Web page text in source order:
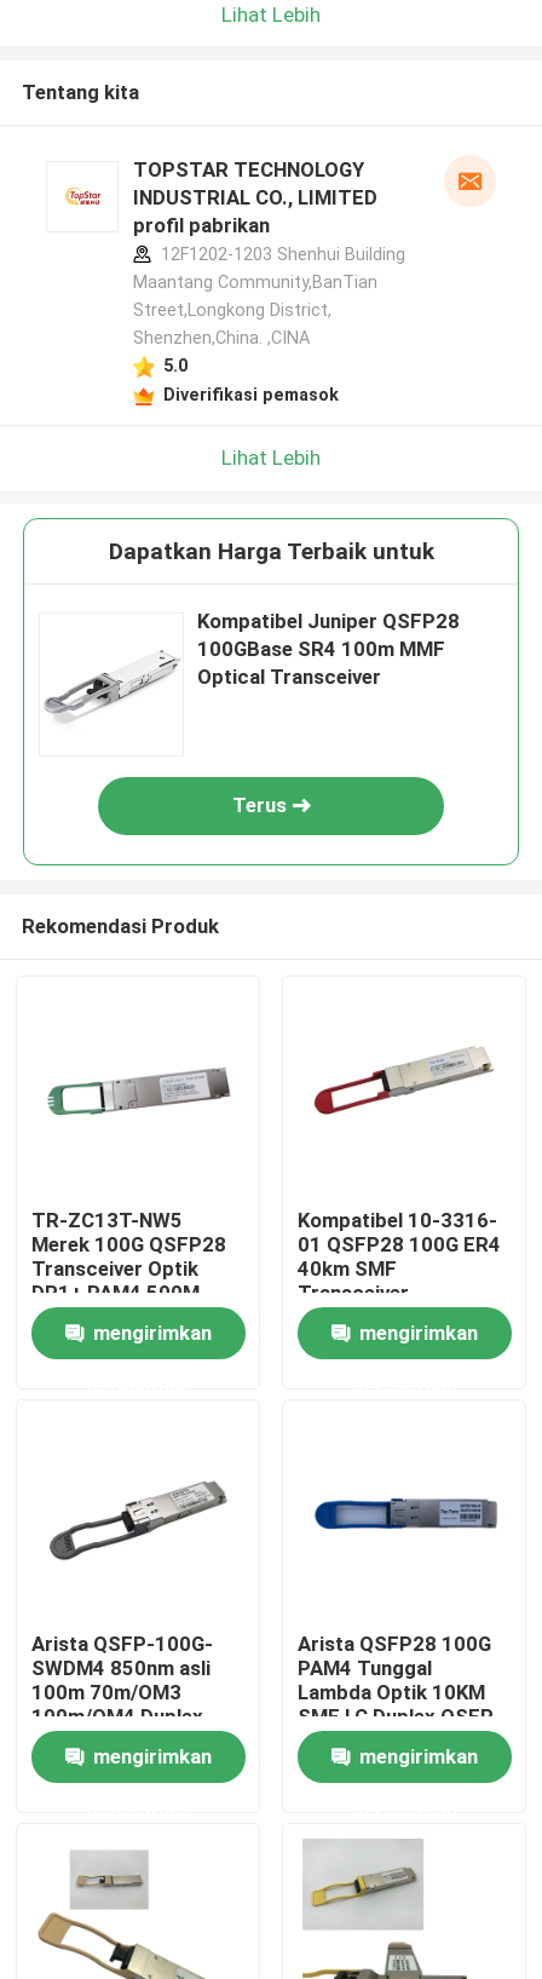
Rumah
Produk
Tur Pabrik
Hubungi kami
Berita
Modul optik 400G/800G
Modul QSFP28 100G
Lihat Lebih
Tentang kita
TOPSTAR TECHNOLOGY
INDUSTRIAL CO., LIMITED
profil pabrikan
12F1202-1203 Shenhui Building
Maantang Community,BanTian
Street,Longkong District,
Shenzhen,China. ,CINA
5.0
Diverifikasi pemasok
Lihat Lebih
Dapatkan Harga Terbaik untuk
Kompatibel Juniper QSFP28
100GBase SR4 100m MMF
Optical Transceiver
Terus
Rekomendasi Produk
TR-ZC13T-NW5
Merek 100G QSFP28
Transceiver Optik
DR1+ PAM4 500M
mengirimkan
Kompatibel 10-3316-
01 QSFP28 100G ER4
40km SMF
Transceiver
mengirimkan
Arista QSFP-100G-
SWDM4 850nm asli
100m 70m/OM3
100m/OM4 Duplex
MMF Transceiver
mengirimkan
Arista QSFP28 100G
PAM4 Tunggal
Lambda Optik 10KM
SMF LC Duplex QSFP-
100G-LR
mengirimkan